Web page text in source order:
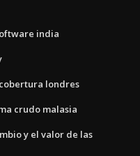
india
londres
crudo malasia
y el valor de las